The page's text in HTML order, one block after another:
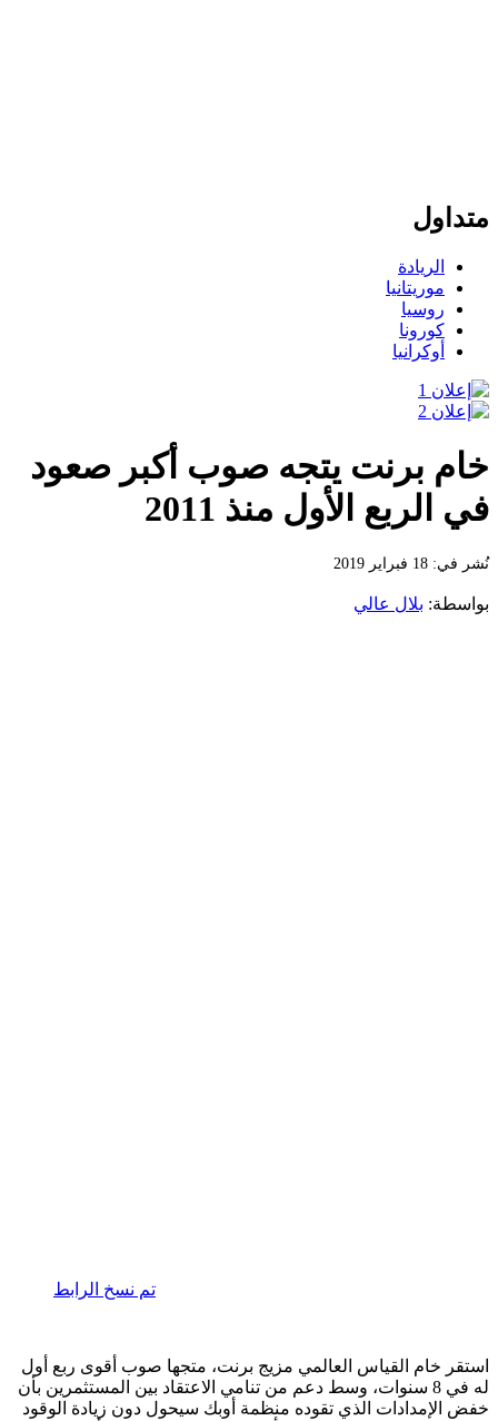
متداول
الريادة
موريتانيا
روسيا
كورونا
أوكرانيا
خام برنت يتجه صوب أكبر صعود
في الربع الأول منذ 2011
نُشر في: 18 فبراير 2019
بواسطة: بلال عالي
تم نسخ الرابط
استقر خام القياس العالمي مزيج برنت، متجها صوب أقوى ربع أول
له في 8 سنوات، وسط دعم من تنامي الاعتقاد بين المستثمرين بأن
خفض الإمدادات الذي تقوده منظمة أوبك سيحول دون زيادة الوقود